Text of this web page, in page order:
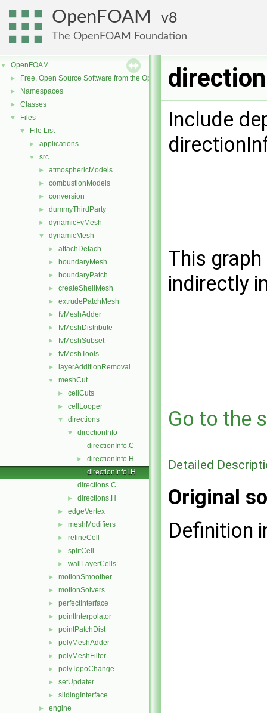
OpenFOAM 8
The OpenFOAM Foundation
▼ OpenFOAM
► Free, Open Source Software from the OpenFOAM Foundation
► Namespaces
► Classes
▼ Files
▼ File List
► applications
▼ src
► atmosphericModels
► combustionModels
► conversion
► dummyThirdParty
► dynamicFvMesh
▼ dynamicMesh
► attachDetach
► boundaryMesh
► boundaryPatch
► createShellMesh
► extrudePatchMesh
► fvMeshAdder
► fvMeshDistribute
► fvMeshSubset
► fvMeshTools
► layerAdditionRemoval
▼ meshCut
► cellCuts
► cellLooper
▼ directions
▼
directionInfo
directionInfo.C
►
directionInfo.H
directionInfoI.H
directions.C
► directions.H
► edgeVertex
► meshModifiers
► refineCell
► splitCell
► wallLayerCells
► motionSmoother
► motionSolvers
► perfectInterface
► pointInterpolator
► pointPatchDist
► polyMeshAdder
► polyMeshFilter
► polyTopoChange
► setUpdater
► slidingInterface
► engine
Include
This
indirectly
Go to the
Detailed
Original
Definition